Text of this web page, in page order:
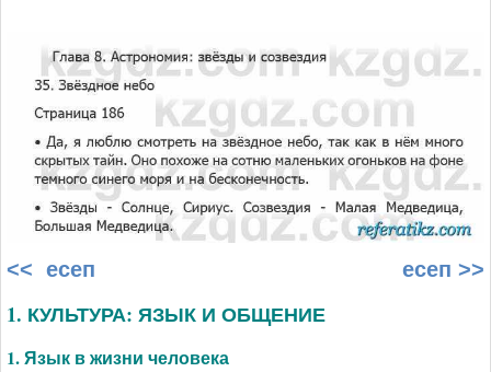
<< есеп есеп >>
1. КУЛЬТУРА: ЯЗЫК И ОБЩЕНИЕ
1. Язык в жизни человека